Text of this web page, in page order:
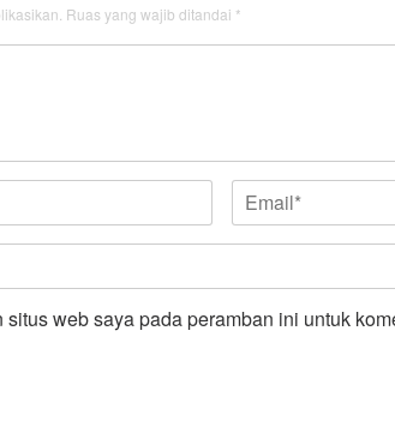
Ruas yang wajib ditandai *
web saya pada peramban ini untuk